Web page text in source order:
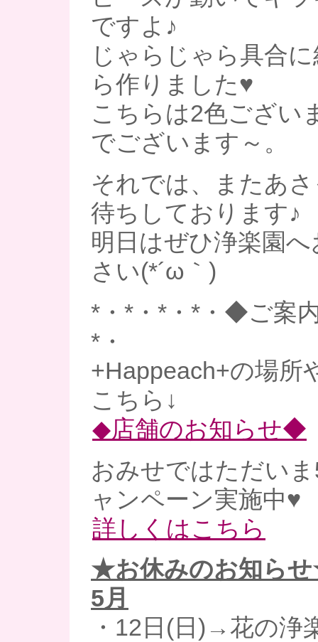
ですよ♪
じゃらじゃら具合
ら作りました♥
こちらは2色ござい
でございます～。
それでは、またあ
待ちしております♪
明日はぜひ浄楽園
さい(*´ω｀)
*・*・*・*・◆ご案
*・
+Happeach+の場所
こちら↓
◆店舗のお知らせ◆
おみせではただい
ャンペーン実施中♥
詳しくはこちら
★お休みのお知ら
5月
・12日(日)→花の浄